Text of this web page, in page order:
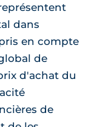
dans
en compte
de
d'achat du
de